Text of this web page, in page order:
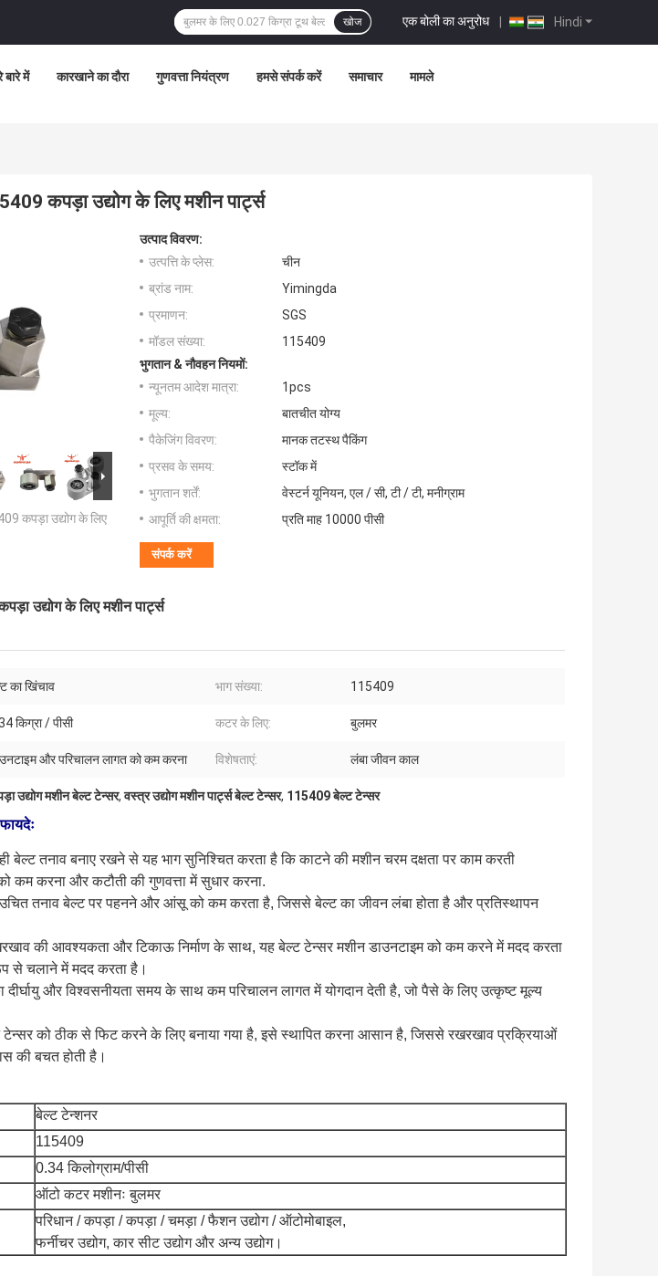
Hindi
एक बोली का अनुरोध |
खोज
बारे में कारखाने का दौरा गुणवत्ता नियंत्रण हमसे संपर्क करें समाचार मामले
कपड़ा उद्योग के लिए मशीन पार्ट्स
कपड़ा उद्योग के लिए
उत्पाद विवरण:
उत्पत्ति के प्लेस:
चीन
ब्रांड नाम:
Yimingda
प्रमाणन:
SGS
मॉडल संख्या:
115409
भुगतान & नौवहन नियमों:
न्यूनतम आदेश मात्रा:
1pcs
मूल्य:
बातचीत योग्य
पैकेजिंग विवरण:
मानक तटस्थ पैकिंग
प्रसव के समय:
स्टॉक में
भुगतान शर्तें:
वेस्टर्न यूनियन, एल / सी, टी / टी, मनीग्राम
आपूर्ति की क्षमता:
प्रति माह 10000 पीसी
संपर्क करें
उद्योग के लिए मशीन पार्ट्स
का खिंचाव भाग संख्या: 115409
किग्रा / पीसी कटर के लिए: बुलमर
और परिचालन लागत को कम करना विशेषताएं: लंबा जीवन काल
उद्योग मशीन बेल्ट टेन्सर,वस्त्र उद्योग मशीन पार्ट्स बेल्ट टेन्सर, 115409 बेल्ट टेन्सर
बेल्ट तनाव बनाए रखने से यह भाग सुनिश्चित करता है कि काटने की मशीन चरम दक्षता पर काम करती
कम करना और कटौती की गुणवत्ता में सुधार करना.
उचित तनाव बेल्ट पर पहनने और आंसू को कम करता है, जिससे बेल्ट का जीवन लंबा होता है और प्रतिस्थापन
की आवश्यकता और टिकाऊ निर्माण के साथ, यह बेल्ट टेन्सर मशीन डाउनटाइम को कम करने में मदद करता
से चलाने में मदद करता है।
दीर्घायु और विश्वसनीयता समय के साथ कम परिचालन लागत में योगदान देती है, जो पैसे के लिए उत्कृष्ट मूल्य
टेन्सर को ठीक से फिट करने के लिए बनाया गया है, इसे स्थापित करना आसान है, जिससे रखरखाव प्रक्रियाओं
की बचत होती है।
बेल्ट टेन्शनर
115409
0.34 किलोग्राम/पीसी
ऑटो कटर मशीनः बुलमर
परिधान / कपड़ा / कपड़ा / चमड़ा / फैशन उद्योग / ऑटोमोबाइल,
फर्नीचर उद्योग, कार सीट उद्योग और अन्य उद्योग।